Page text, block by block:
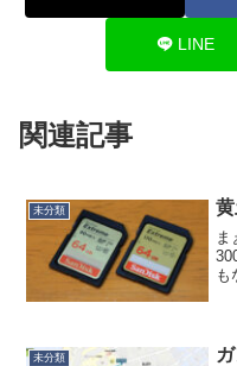
LINE
関連記事
未分類
ま
も
未分類